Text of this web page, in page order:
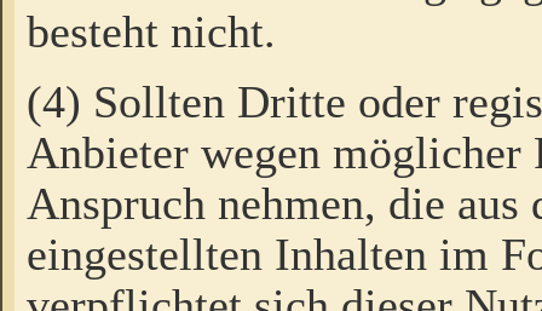
besteht nicht.
(4) Sollten Dritte oder
Anbieter wegen möglicher
Anspruch nehmen, die
eingestellten Inhalten im